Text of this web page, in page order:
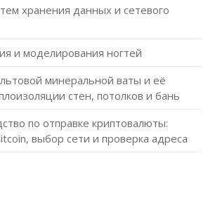
хранения данных и сетевого
и моделирования ногтей
минеральной ваты и её
стен, потолков и бань
по отправке криптовалюты:
выбор сети и проверка адреса